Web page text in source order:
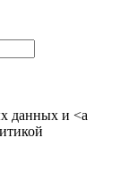
данных и <a